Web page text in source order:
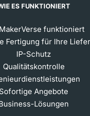
ES FUNKTIONIERT
funktioniert
Fertigung für Ihre
IP-Schutz
Qualitätskontrolle
Sofortige Angebote
Lösungen